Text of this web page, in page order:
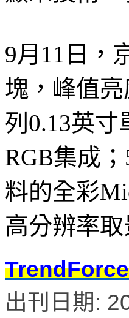
9月11日，
塊，峰值
列0.13英寸
RGB集成
料的全彩
高分辨率
出刊日期: